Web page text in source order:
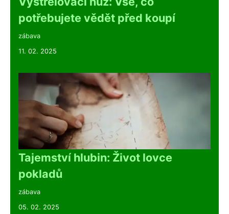
potřebujete vědět před koupí
zábava
11. 02. 2025
Tajemství hlubin: Život lovce
pokladů
zábava
05. 02. 2025